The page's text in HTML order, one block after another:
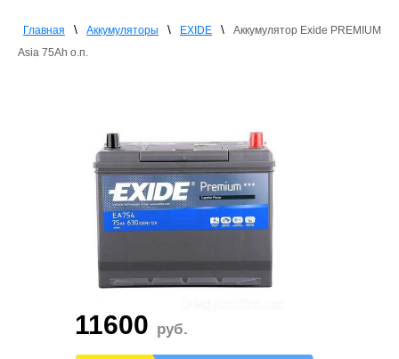
Главная \ Аккумуляторы \ EXIDE \
Аккумулятор Exide PREMIUM
Asia 75Ah о.п.
11600 руб.